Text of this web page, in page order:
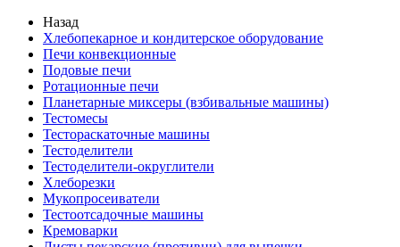
Назад
Хлебопекарное и кондитерское оборудование
Печи конвекционные
Подовые печи
Ротационные печи
Планетарные миксеры (взбивальные машины)
Тестомесы
Тестораскаточные машины
Тестоделители
Тестоделители-округлители
Хлеборезки
Мукопросеиватели
Тестоотсадочные машины
Кремоварки